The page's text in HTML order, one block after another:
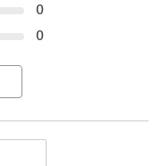
0
0